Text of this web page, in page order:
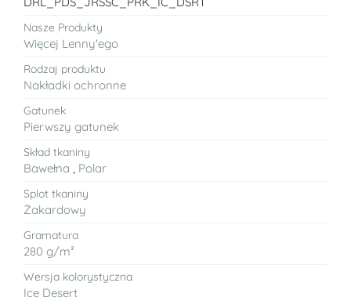
Nasze Produkty
Więcej Lenny'ego
Rodzaj produktu
Nakładki ochronne
Gatunek
Pierwszy gatunek
Skład tkaniny
Bawełna Polar
Splot tkaniny
Żakardowy
Gramatura
280 g/m²
Wersja kolorystyczna
Ice Desert